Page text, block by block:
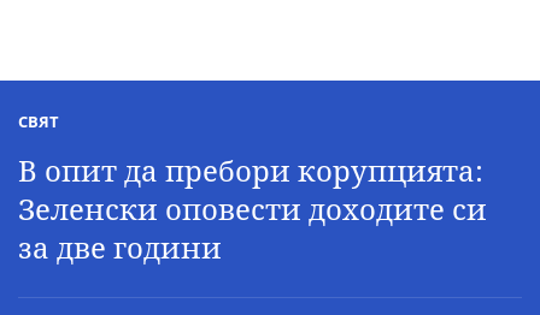
СВЯТ
В опит да пребори корупцията:
Зеленски оповести доходите си
за две години